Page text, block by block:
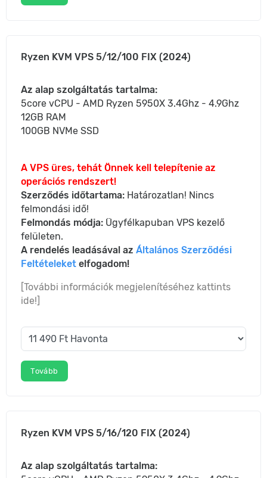
Ryzen KVM VPS 5/12/100 FIX (2024)
Az alap szolgáltatás tartalma:
5core vCPU - AMD Ryzen 5950X 3.4Ghz - 4.9Ghz
12GB RAM
100GB NVMe SSD
A VPS üres, tehát Önnek kell telepítenie az
operációs rendszert!
Szerződés időtartama: Határozatlan! Nincs
felmondási idő!
Felmondás módja: Ügyfélkapuban VPS kezelő
felületen.
A rendelés leadásával azÁltalános Szerződési
Feltételeket elfogadom!
[További információk megjelenítéséhez kattints
ide!]
Tovább
Ryzen KVM VPS 5/16/120 FIX (2024)
Az alap szolgáltatás tartalma: